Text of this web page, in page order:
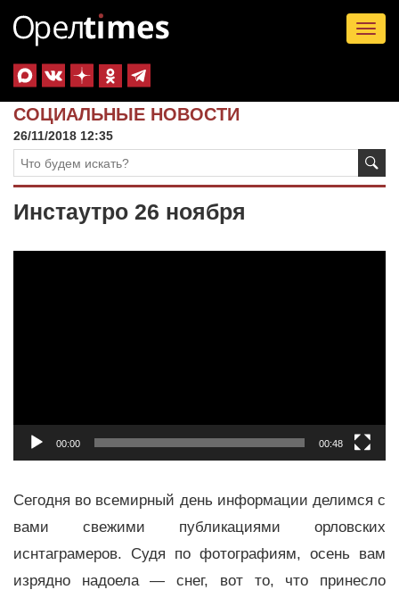
СОЦИАЛЬНЫЕ НОВОСТИ
26/11/2018 12:35
Инстаутро 26 ноября
00:00 00:48
Сегодня во всемирный день информации делимся с
вами свежими публикациями орловских
иснтаграмеров. Судя по фотографиям, осень вам
изрядно надоела — снег, вот то, что принесло